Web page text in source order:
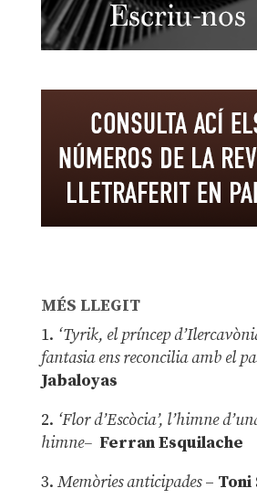
MÉS LLEGIT
1. ‘Tyrik, el príncep
fantasia ens reconcilia amb el
Jabaloyas
2. ‘Flor d’Escòcia’, l’himne
himne– Ferran Esquilache
3. Memòries anticipades–